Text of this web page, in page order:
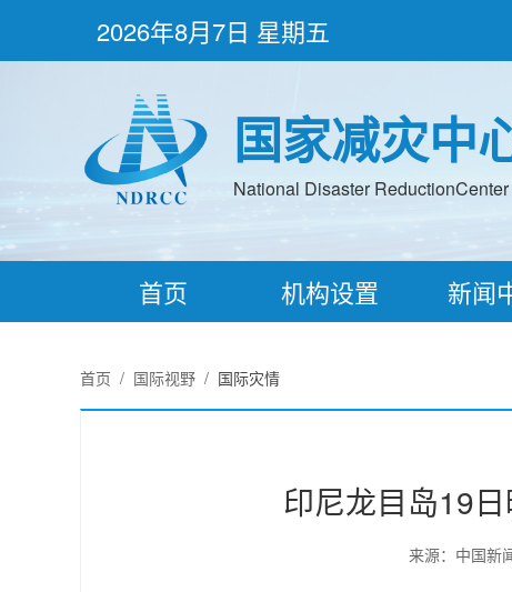
2026年8月7日 星期五
国家减灾中
National Disaster
首页 机构设置 新闻
首页 / 国际视野 / 国际灾情
印尼龙目岛19
来源：中国新